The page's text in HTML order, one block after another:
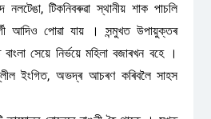
নলটেঙা, টিকনিবৰুৱা স্থানীয় শাক পাচলি
আদিও পোৱা যায় । সন্মুখত উপায়ুক্তৰ
সেয়ে নিৰ্ভয়ে মহিলা বজাৰখন বহে ।
ইংগিত, অভদ্ৰ আচৰণ কৰিবলৈ সাহস